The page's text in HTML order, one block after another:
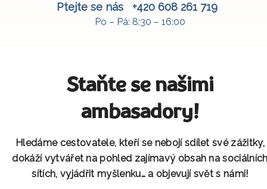
Ptejte se nás +420 608 261 719
Po – Pá: 8:30 – 16:00
Staňte se našimi
ambasadory!
Hledáme cestovatele, kteří se nebojí sdílet své zážitky,
dokáží vytvářet na pohled zajímavý obsah na
sítích, vyjádřit myšlenku… a objevují svět s námi!